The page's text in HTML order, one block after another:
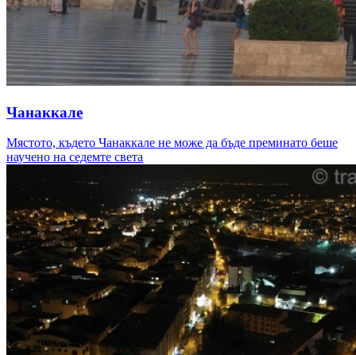
Чанаккале
Мястото, където Чанаккале не може да бъде преминато беше
научено на седемте света